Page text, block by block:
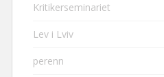
Kritikerseminariet
Lev i Lviv
perenn